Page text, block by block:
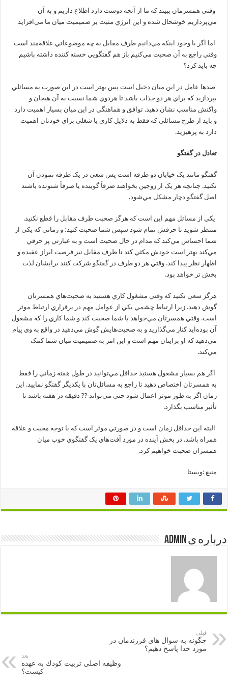
وقتي همسرمان ببيند که ما از آنچه دوست دارد اطلاع داريم و به آن
مي‌پردازيم خوشحال شده و اين انرژي مثبت بر صميميت ميان ما مي‌افزايد
اما اگر با وجود اينکه مي‌دانيم طرف مقابل به چه موضوعاتي علاقه‌مند است
وقتي راجع به آن صحبت مي‌کنيم باز هم گفتگويي خسته کننده داشته باشيم
چه بايد کرد؟
صدها عامل در اين ميان دخيل است پس بهتر است در اين صورت به مسائلي
بپردازيد که براي هر دو جذاب باشد تا هردوي شما نسبت به آن هيجان و
واکنش مناسب نشان دهيد. توافق و هماهنگي در اين ميان بسيار اهميت دارد
و بايد از طرح مسائلي که فقط به دلايل کاري يا شغلي براي خودتان اهميت
دارد به پرهيزيد.
تعادل در گفتگو
گفتگو مانند يک خيابان دو طرفه است پس سعي در يک طرفه نمودن آن
نکنيد. چنانچه هر يک از زوجين بخواهند صرفاً گوينده يا صرفاً شنونده باشند
اصل گفتگو دچار مشکل مي‌شود.
يکي از مسائل مهم اين است که هرگز صحبت طرف مقابل را قطع نکنيد.
منتظر شويد تا حرفش تمام شود سپس شما صحبت کنيد؛ و زماني که يکي از
شما احساس مي‌کند که مدام در حال صحبت است و به عبارتي پر حرفي
مي‌کند بهتر است خودش مکثي کند تا طرف مقابل نيز فرصت ابراز عقيده و
اظهار نظر پيدا کند. وقتي هر دو طرف در گفتگو شرکت کنند برايشان لذت
بخش تر خواهد بود.
هرگز سعي نکنيد که وقتي مشغول کاري هستيد به صحبت‌هاي همسرتان
گوش دهيد. زيرا ارتباط چشمي يکي از عوامل مهم در برقراري ارتباط موثر
است. وقتي همسرتان مي‌خواهد با شما صحبت کند و شما کاري را که مشغول
آن بوده‌ايد کنار مي‌گذاريد و به صحبت‌هايش گوش مي‌دهيد در واقع به وي پيام
مي‌دهيد که او برايتان مهم است و اين امر به صميميت ميان شما کمک
مي‌کند.
اگر هم بسيار مشغول هستيد حداقل مي‌توانيد در طول هفته زماني را فقط
به همسرتان اختصاص دهيد تا راجع به مسائل‌تان با يکديگر گفتگو نماييد. اين
زمان اگر به طور موثر اعمال شود حتي مي‌تواند ?? دقيقه در هفته باشد تا
تأثير مناسب بگذارد.
البته اين حداقل زمان است و در صورتي موثر است که با توجه محبت و علاقه
همراه باشد. در بخش آينده در مورد آفت‌هاي يک گفتگوي خوب ميان
همسران صحبت خواهيم کرد.
منبع :ويستا
درباره ی admin
قبلی
چگونه به سوال های فرزندمان در
مورد خدا پاسخ دهیم؟
بعد
وظیفه اصلی تربیت كودك به عهده
كیست؟